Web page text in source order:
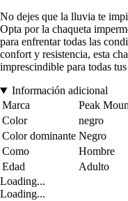
No dejes que la lluvia te
Opta por la chaqueta
para enfrentar todas las
confort y resistencia, esta
imprescindible para todas
Información adicional
Marca
Peak
Color
negro
Color dominante Negro
Como
Hombre
Edad
Adulto
Loading...
Loading...